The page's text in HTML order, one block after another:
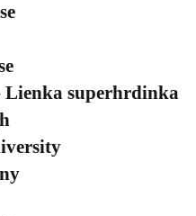
Lienka superhrdinka